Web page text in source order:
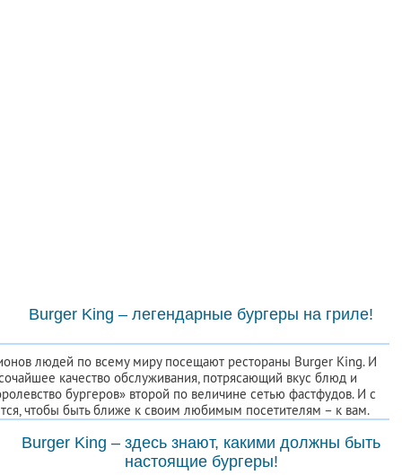
Burger King – легендарные бургеры на гриле!
людей по всему миру посещают рестораны Burger King. И
качество обслуживания, потрясающий вкус блюд и
бургеров» второй по величине сетью фастфудов. И с
чтобы быть ближе к своим любимым посетителям – к вам.
Burger King – здесь знают, какими должны быть
настоящие бургеры!